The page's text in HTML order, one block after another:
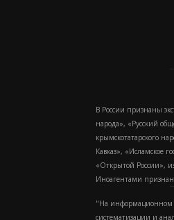
В России признаны
народа», «Русский
крымскотатарского
Кавказ», «Исламское
«Открытой России»,
Иноагентами
"На информационном
систематизации и